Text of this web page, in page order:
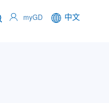
myGD 中文